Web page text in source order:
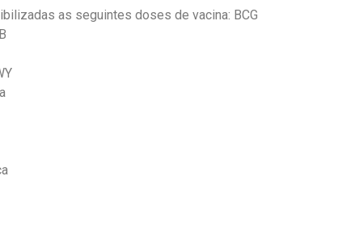
as seguintes doses de vacina: BCG